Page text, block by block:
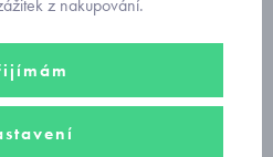
z nakupování.